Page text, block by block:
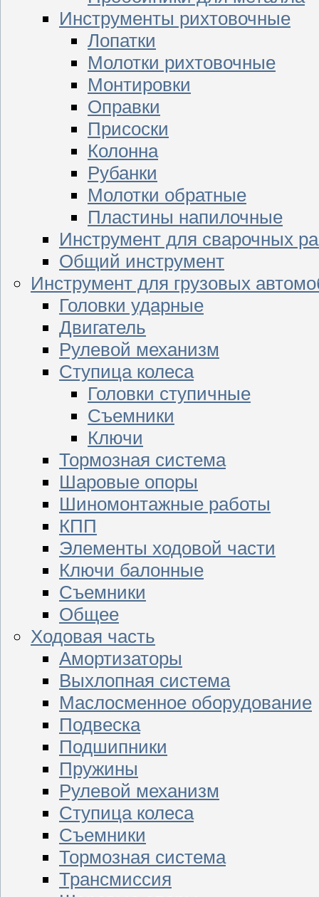
Инструменты рихтовочные
Лопатки
Молотки рихтовочные
Монтировки
Оправки
Присоски
Колонна
Рубанки
Молотки обратные
Пластины напилочные
Инструмент для сварочных
Общий инструмент
Инструмент для грузовых
Головки ударные
Двигатель
Рулевой механизм
Ступица колеса
Головки ступичные
Съемники
Ключи
Тормозная система
Шаровые опоры
Шиномонтажные работы
КПП
Элементы ходовой части
Ключи балонные
Съемники
Общее
Ходовая часть
Амортизаторы
Выхлопная система
Маслосменное оборудование
Подвеска
Подшипники
Пружины
Рулевой механизм
Ступица колеса
Съемники
Тормозная система
Трансмиссия